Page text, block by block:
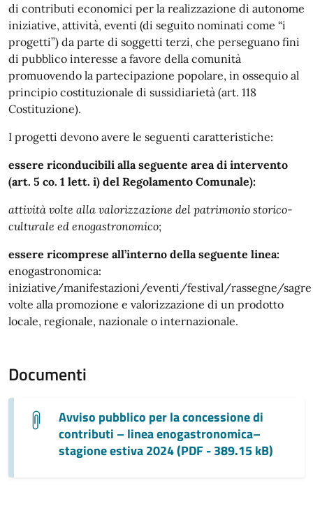
di contributi economici per la realizzazione di autonome
iniziative, attività, eventi (di seguito nominati come “i
progetti”) da parte di soggetti terzi, che perseguano fini
di pubblico interesse a favore della comunità
promuovendo la partecipazione popolare, in ossequio al
principio costituzionale di sussidiarietà (art. 118
Costituzione).
I progetti devono avere le seguenti caratteristiche:
essere riconducibili alla seguente area di intervento
(art. 5 co. 1 lett. i) del Regolamento Comunale):
attività volte alla valorizzazione del patrimonio storico-
culturale ed enogastronomico;
essere ricomprese all’interno della seguente linea:
enogastronomica:
iniziative/manifestazioni/eventi/festival/rassegne/sagre
volte alla promozione e valorizzazione di un prodotto
locale, regionale, nazionale o internazionale.
Documenti
Avviso pubblico per la concessione di
contributi – linea enogastronomica–
stagione estiva 2024 (PDF - 389.15 kB)